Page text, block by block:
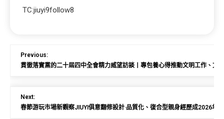
TC:jiuyi9follow8
Previous:
貫徹落實黨的二十屆四中全會精力威望訪談丨專包養心得推動文明工作、
Next:
春節游玩市場新觀察JIUYI俱意翻修設計·品質化、復合型親身經歷成2026年